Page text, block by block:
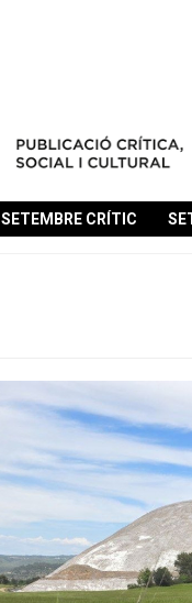
SETEMBRE CRÍTIC